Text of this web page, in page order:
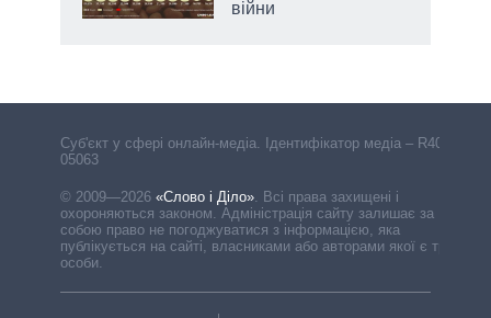
війни
Cуб'єкт у сфері онлайн-медіа. Ідентифікатор медіа – R40-
05063
© 2009—2026 «Слово і Діло» Всі права захищені і
охороняються законом. Адміністрація сайту залишає за
собою право не погоджуватися з інформацією, яка
публікується на сайті, власниками або авторами якої є треті
особи.